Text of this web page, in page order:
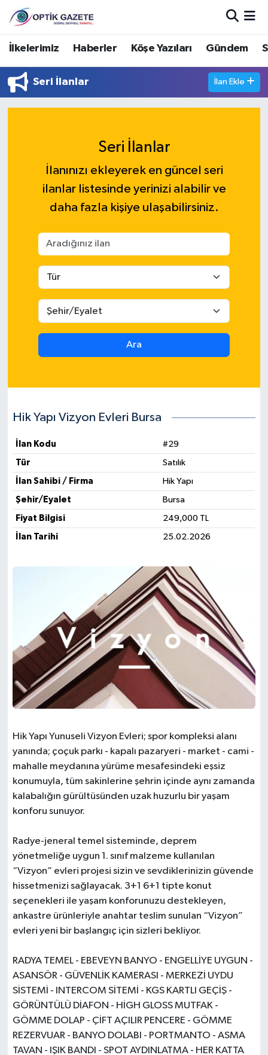
İlkelerimiz Haberler Köşe Yazıları Gündem
Seri İlanlar İlan Ekle
Seri İlanlar
İlanınızı ekleyerek en güncel seri
ilanlar listesinde yerinizi alabilir ve
daha fazla kişiye ulaşabilirsiniz.
Ara
Hik Yapı Vizyon Evleri Bursa
İlan Kodu #29
Tür Satılık
İlan Sahibi / Firma Hik Yapı
Şehir/Eyalet Bursa
Fiyat Bilgisi 249,000 TL
İlan Tarihi 25.02.2026
Hik Yapı Yunuseli Vizyon Evleri; spor kompleksi alanı
yanında; çoçuk parkı - kapalı pazaryeri - market - cami -
mahalle meydanına yürüme mesafesindeki eşsiz
konumuyla, tüm sakinlerine şehrin içinde aynı zamanda
kalabalığın gürültüsünden uzak huzurlu bir yaşam
konforu sunuyor.
Radye-jeneral temel sisteminde, deprem
yönetmeliğe uygun 1. sınıf malzeme kullanılan
“Vizyon” evleri projesi sizin ve sevdiklerinizin güvende
hissetmenizi sağlayacak. 3+1 6+1 tipte konut
seçenekleri ile yaşam konforunuzu destekleyen,
ankastre ürünleriyle anahtar teslim sunulan “Vizyon”
evleri yeni bir başlangıç için sizleri bekliyor.
RADYA TEMEL - EBEVEYN BANYO - ENGELLİYE UYGUN -
ASANSÖR - GÜVENLİK KAMERASI - MERKEZİ UYDU
SİSTEMİ - INTERCOM SİTEMİ - KGS KARTLI GEÇİŞ -
GÖRÜNTÜLÜ DİAFON - HİGH GLOSS MUTFAK -
GÖMME DOLAP - ÇİFT AÇILIR PENCERE - GÖMME
REZERVUAR - BANYO DOLABI - PORTMANTO - ASMA
TAVAN - IŞIK BANDI - SPOT AYDINLATMA - HER KATTA
Nöbetçi Eczaneler
Hava Durumu
İstanbul Namaz Vakitleri
Süper Lig Puan Durumu ve Fikstür
Haber Arşivi